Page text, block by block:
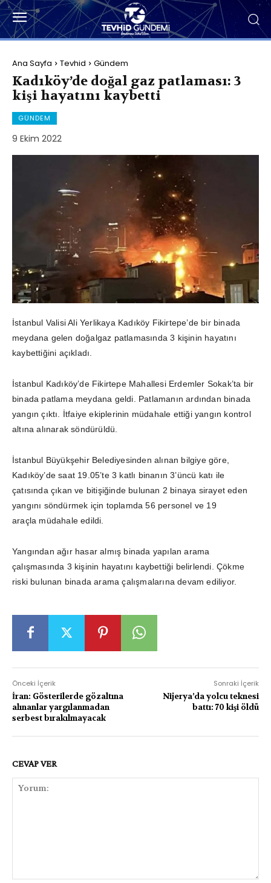
Ana Sayfa Tevhid Gündem
Kadıköy’de doğal gaz patlaması: 3
kişi hayatını kaybetti
GÜNDEM
9 Ekim 2022
İstanbul Valisi Ali Yerlikaya Kadıköy Fikirtepe’de bir binada
meydana gelen doğalgaz patlamasında 3 kişinin hayatını
kaybettiğini açıkladı.
İstanbul Kadıköy’de Fikirtepe Mahallesi Erdemler Sokak’ta bir
binada patlama meydana geldi. Patlamanın ardından binada
yangın çıktı. İtfaiye ekiplerinin müdahale ettiği yangın kontrol
altına alınarak söndürüldü.
İstanbul Büyükşehir Belediyesinden alınan bilgiye göre,
Kadıköy’de saat 19.05’te 3 katlı binanın 3’üncü katı ile
çatısında çıkan ve bitişiğinde bulunan 2 binaya sirayet eden
yangını söndürmek için toplamda 56 personel ve 19
araçla müdahale edildi.
Yangından ağır hasar almış binada yapılan arama
çalışmasında 3 kişinin hayatını kaybettiği belirlendi. Çökme
riski bulunan binada arama çalışmalarına devam ediliyor.
Önceki İçerik
İran: Gösterilerde gözaltına
alınanlar yargılanmadan
serbest bırakılmayacak
Sonraki İçerik
Nijerya’da yolcu teknesi
battı: 70 kişi öldü
CEVAP VER